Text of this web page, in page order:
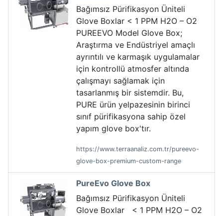
Bağımsız Pürifikasyon Üniteli
Glove Boxlar < 1 PPM H2O – O2
PUREEVO Model Glove Box;
Araştırma ve Endüstriyel amaçlı
ayrıntılı ve karmaşık uygulamalar
için kontrollü atmosfer altında
çalışmayı sağlamak için
tasarlanmış bir sistemdir. Bu,
PURE ürün yelpazesinin birinci
sınıf pürifikasyona sahip özel
yapım glove box'tır.
https://www.terraanaliz.com.tr/pureevo-
glove-box-premium-custom-range
PureEvo Glove Box
Bağımsız Pürifikasyon Üniteli
Glove Boxlar < 1 PPM H2O – O2